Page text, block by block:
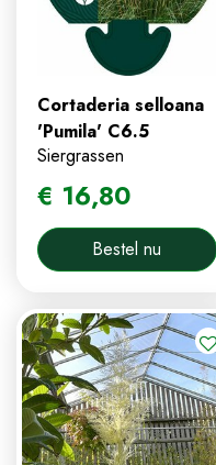
Cortaderia selloana
'Pumila' C6.5
Siergrassen
€ 16,80
Bestel nu